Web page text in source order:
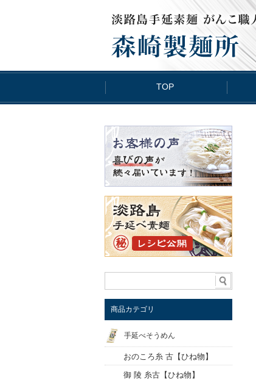
TOP
商品カテゴリ
手延べそうめん
おのころ糸 古【ひね物】
御 陵 糸古【ひね物】